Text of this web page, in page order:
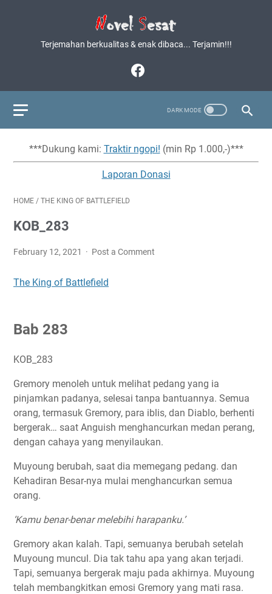
Terjemahan berkualitas & enak dibaca... Terjamin!!!
***Dukung kami: Traktir ngopi! (min Rp 1.000,-)***
Laporan Donasi
HOME / THE KING OF BATTLEFIELD
KOB_283
February 12, 2021 Post a Comment
The King of Battlefield
Bab 283
KOB_283
Gremory menoleh untuk melihat pedang yang ia
pinjamkan padanya, selesai tanpa bantuannya. Semua
orang, termasuk Gremory, para iblis, dan Diablo, berhenti
bergerak… saat Anguish menghancurkan medan perang,
dengan cahaya yang menyilaukan.
Muyoung berubah, saat dia memegang pedang. dan
Kehadiran Besar-nya mulai menghancurkan semua
orang.
‘Kamu benar-benar melebihi harapanku.’
Gremory akan kalah. Tapi, semuanya berubah setelah
Muyoung muncul. Dia tak tahu apa yang akan terjadi.
Tapi, semuanya bergerak maju pada akhirnya. Muyoung
telah membangkitkan emosi Gremory yang mati rasa.